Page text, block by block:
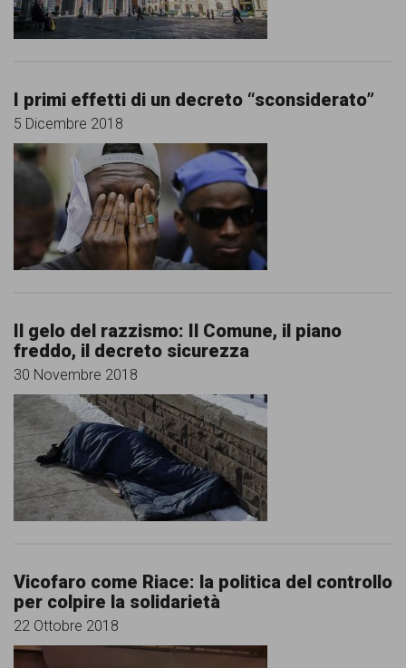
collaborazione
persone,
associazioni
movimenti
le
pari
opportunità
garanzia
cittadinanza
per
I primi effetti di un decreto “sconsiderato”
5 Dicembre 2018
Il gelo del razzismo: Il Comune, il piano
freddo, il decreto sicurezza
30 Novembre 2018
Vicofaro come Riace: la politica del controllo
per colpire la solidarietà
22 Ottobre 2018